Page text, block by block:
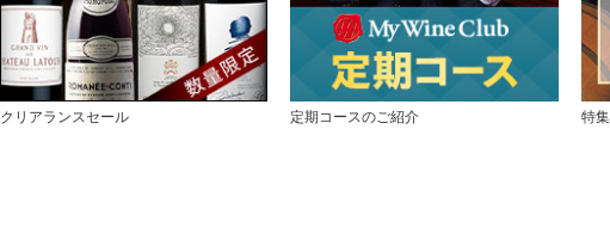
クリアランスセール 定期コースのご紹介 特